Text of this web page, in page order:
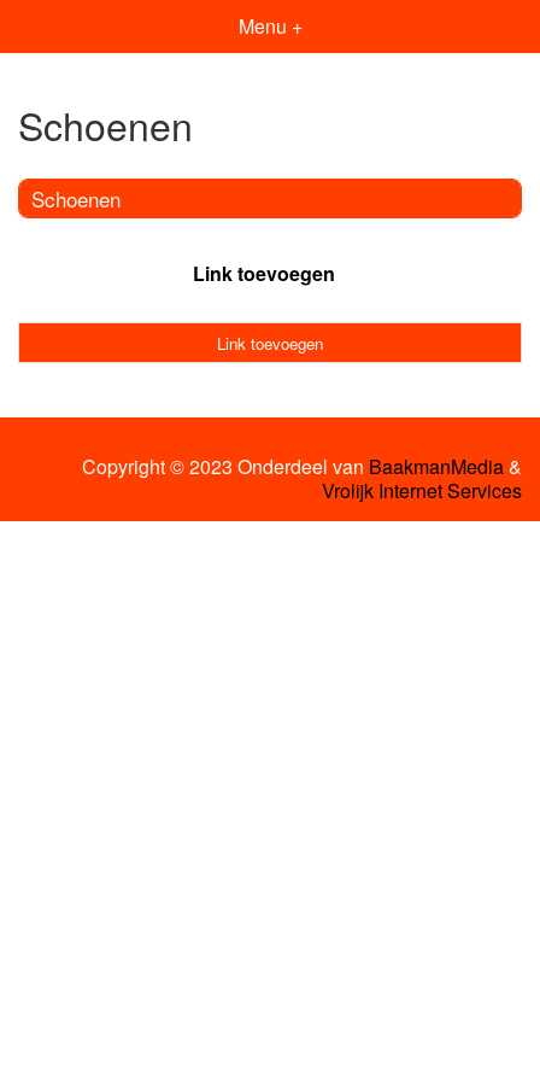
Menu +
Schoenen
Schoenen
Link toevoegen
Link toevoegen
Copyright © 2023 Onderdeel van BaakmanMedia&
Vrolijk Internet Services